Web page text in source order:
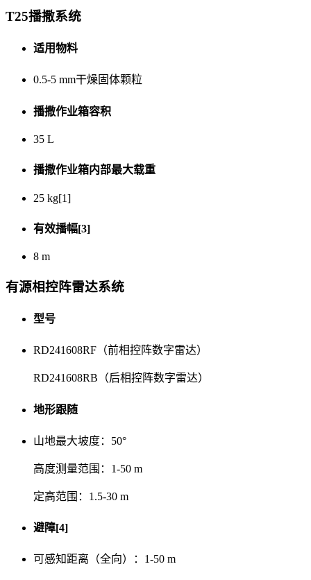
T25播撒系统
适用物料
0.5-5 mm干燥固体颗粒
播撒作业箱容积
35 L
播撒作业箱内部最大载重
25 kg[1]
有效播幅[3]
8 m
有源相控阵雷达系统
型号
RD241608RF（前相控阵数字雷达）
RD241608RB（后相控阵数字雷达）
地形跟随
山地最大坡度：50°
高度测量范围：1-50 m
定高范围：1.5-30 m
避障[4]
可感知距离（全向）：1-50 m